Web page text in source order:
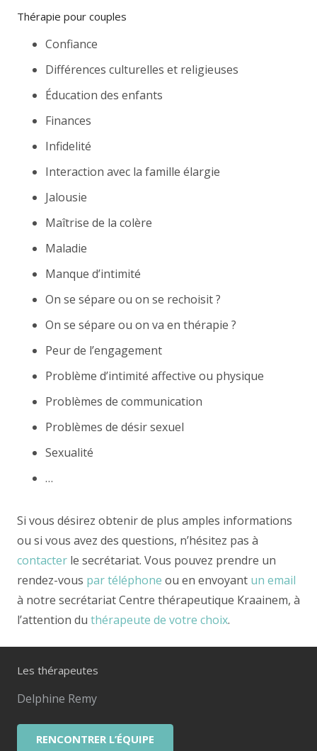
Thérapie pour couples
Confiance
Différences culturelles et religieuses
Éducation des enfants
Finances
Infidelité
Interaction avec la famille élargie
Jalousie
Maîtrise de la colère
Maladie
Manque d’intimité
On se sépare ou on se rechoisit ?
On se sépare ou on va en thérapie ?
Peur de l’engagement
Problème d’intimité affective ou physique
Problèmes de communication
Problèmes de désir sexuel
Sexualité
…
Si vous désirez obtenir de plus amples informations
ou si vous avez des questions, n’hésitez pas à
contacter le secrétariat. Vous pouvez prendre un
rendez-vous par téléphone ou en envoyant un email
à notre secrétariat Centre thérapeutique Kraainem, à
l’attention du thérapeute de votre choix.
Les thérapeutes
Delphine Remy
RENCONTRER L’ÉQUIPE